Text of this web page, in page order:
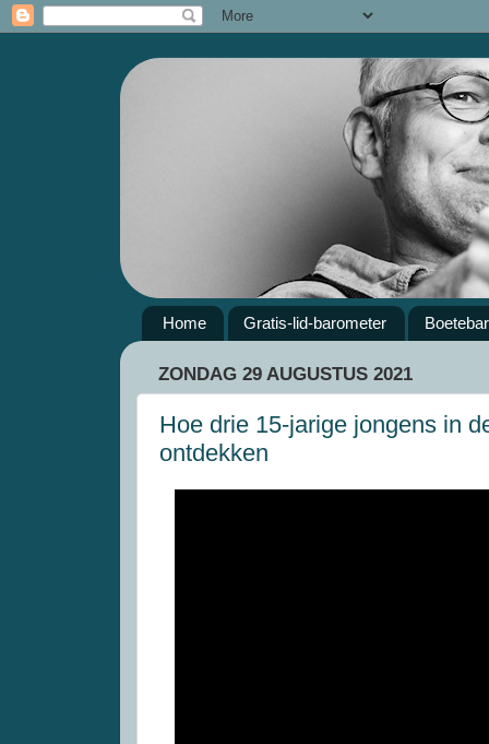
Home Gratis-lid-barometer
ZONDAG 29 AUGUSTUS 2021
Hoe drie 15-jarige jongens in
ontdekken